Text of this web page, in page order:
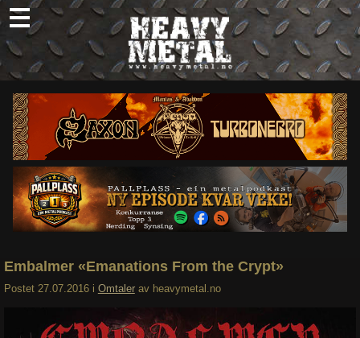
Skip
to
content
Nyheter
Omtaler
Intervjuer
Om oss
Abonner
Søk
Embalmer «Emanations From the Crypt»
Postet 27.07.2016 i Omtaler av heavymetal.no